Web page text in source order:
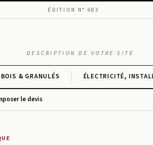
ÉDITION N° 683
DESCRIPTION DE VOTRE SITE
& GRANULÉS ÉLECTRICITÉ,
le devis